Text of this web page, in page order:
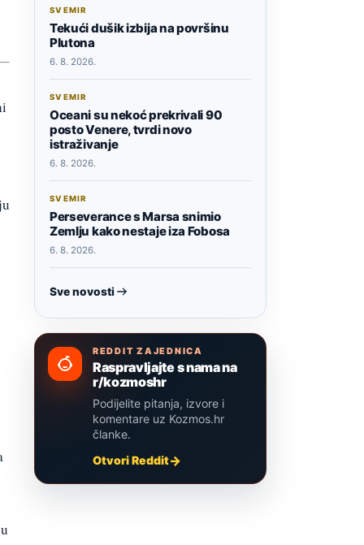
SVEMIR
Tekući dušik izbija na površinu
Plutona
6. 8. 2026.
SVEMIR
Oceani su nekoć prekrivali 90
posto Venere, tvrdi novo
istraživanje
6. 8. 2026.
SVEMIR
Perseverance s Marsa snimio
Zemlju kako nestaje iza Fobosa
6. 8. 2026.
Sve novosti
REDDIT ZAJEDNICA
Raspravljajte s nama na
r/kozmoshr
Podijelite pitanja, izvore i
komentare uz Kozmos.hr
članke.
Otvori Reddit